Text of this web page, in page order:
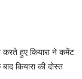
करते हुए कियारा ने कमेंट
कियारा की दोस्त